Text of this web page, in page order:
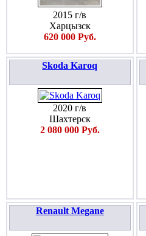
2015 г/в
Харцызск
620 000 Руб.
Skoda Karoq
2020 г/в
Шахтерск
2 080 000 Руб.
Renault Megane